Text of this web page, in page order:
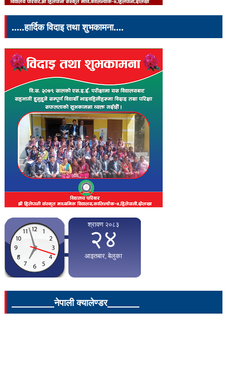
.....हार्दिक विदाइ तथा शुभकामना....
____________नेपाली क्यालेण्डर_________